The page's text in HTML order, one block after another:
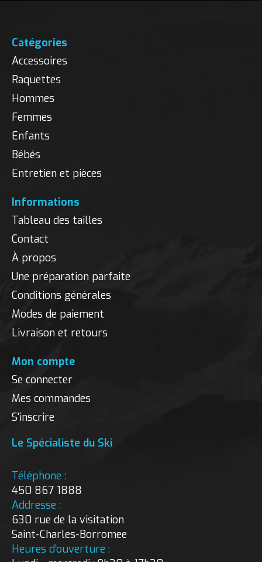
Catégories
Accessoires
Raquettes
Hommes
Femmes
Enfants
Bébés
Entretien et pièces
Informations
Tableau des tailles
Contact
À propos
Une préparation parfaite
Conditions générales
Modes de paiement
Livraison et retours
Mon compte
Se connecter
Mes commandes
S'inscrire
Le Spécialiste du Ski
Téléphone :
450 867 1888
Addresse :
630 rue de la visitation
Saint-Charles-Borromee
Heures d’ouverture :